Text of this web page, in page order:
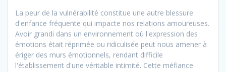
La peur de la vulnérabilité constitue une autre blessure
d'enfance fréquente qui impacte nos relations amoureuses.
Avoir grandi dans un environnement où l'expression des
émotions était réprimée ou ridiculisée peut nous amener à
ériger des murs émotionnels, rendant difficile
l'établissement d'une véritable intimité. Cette méfiance